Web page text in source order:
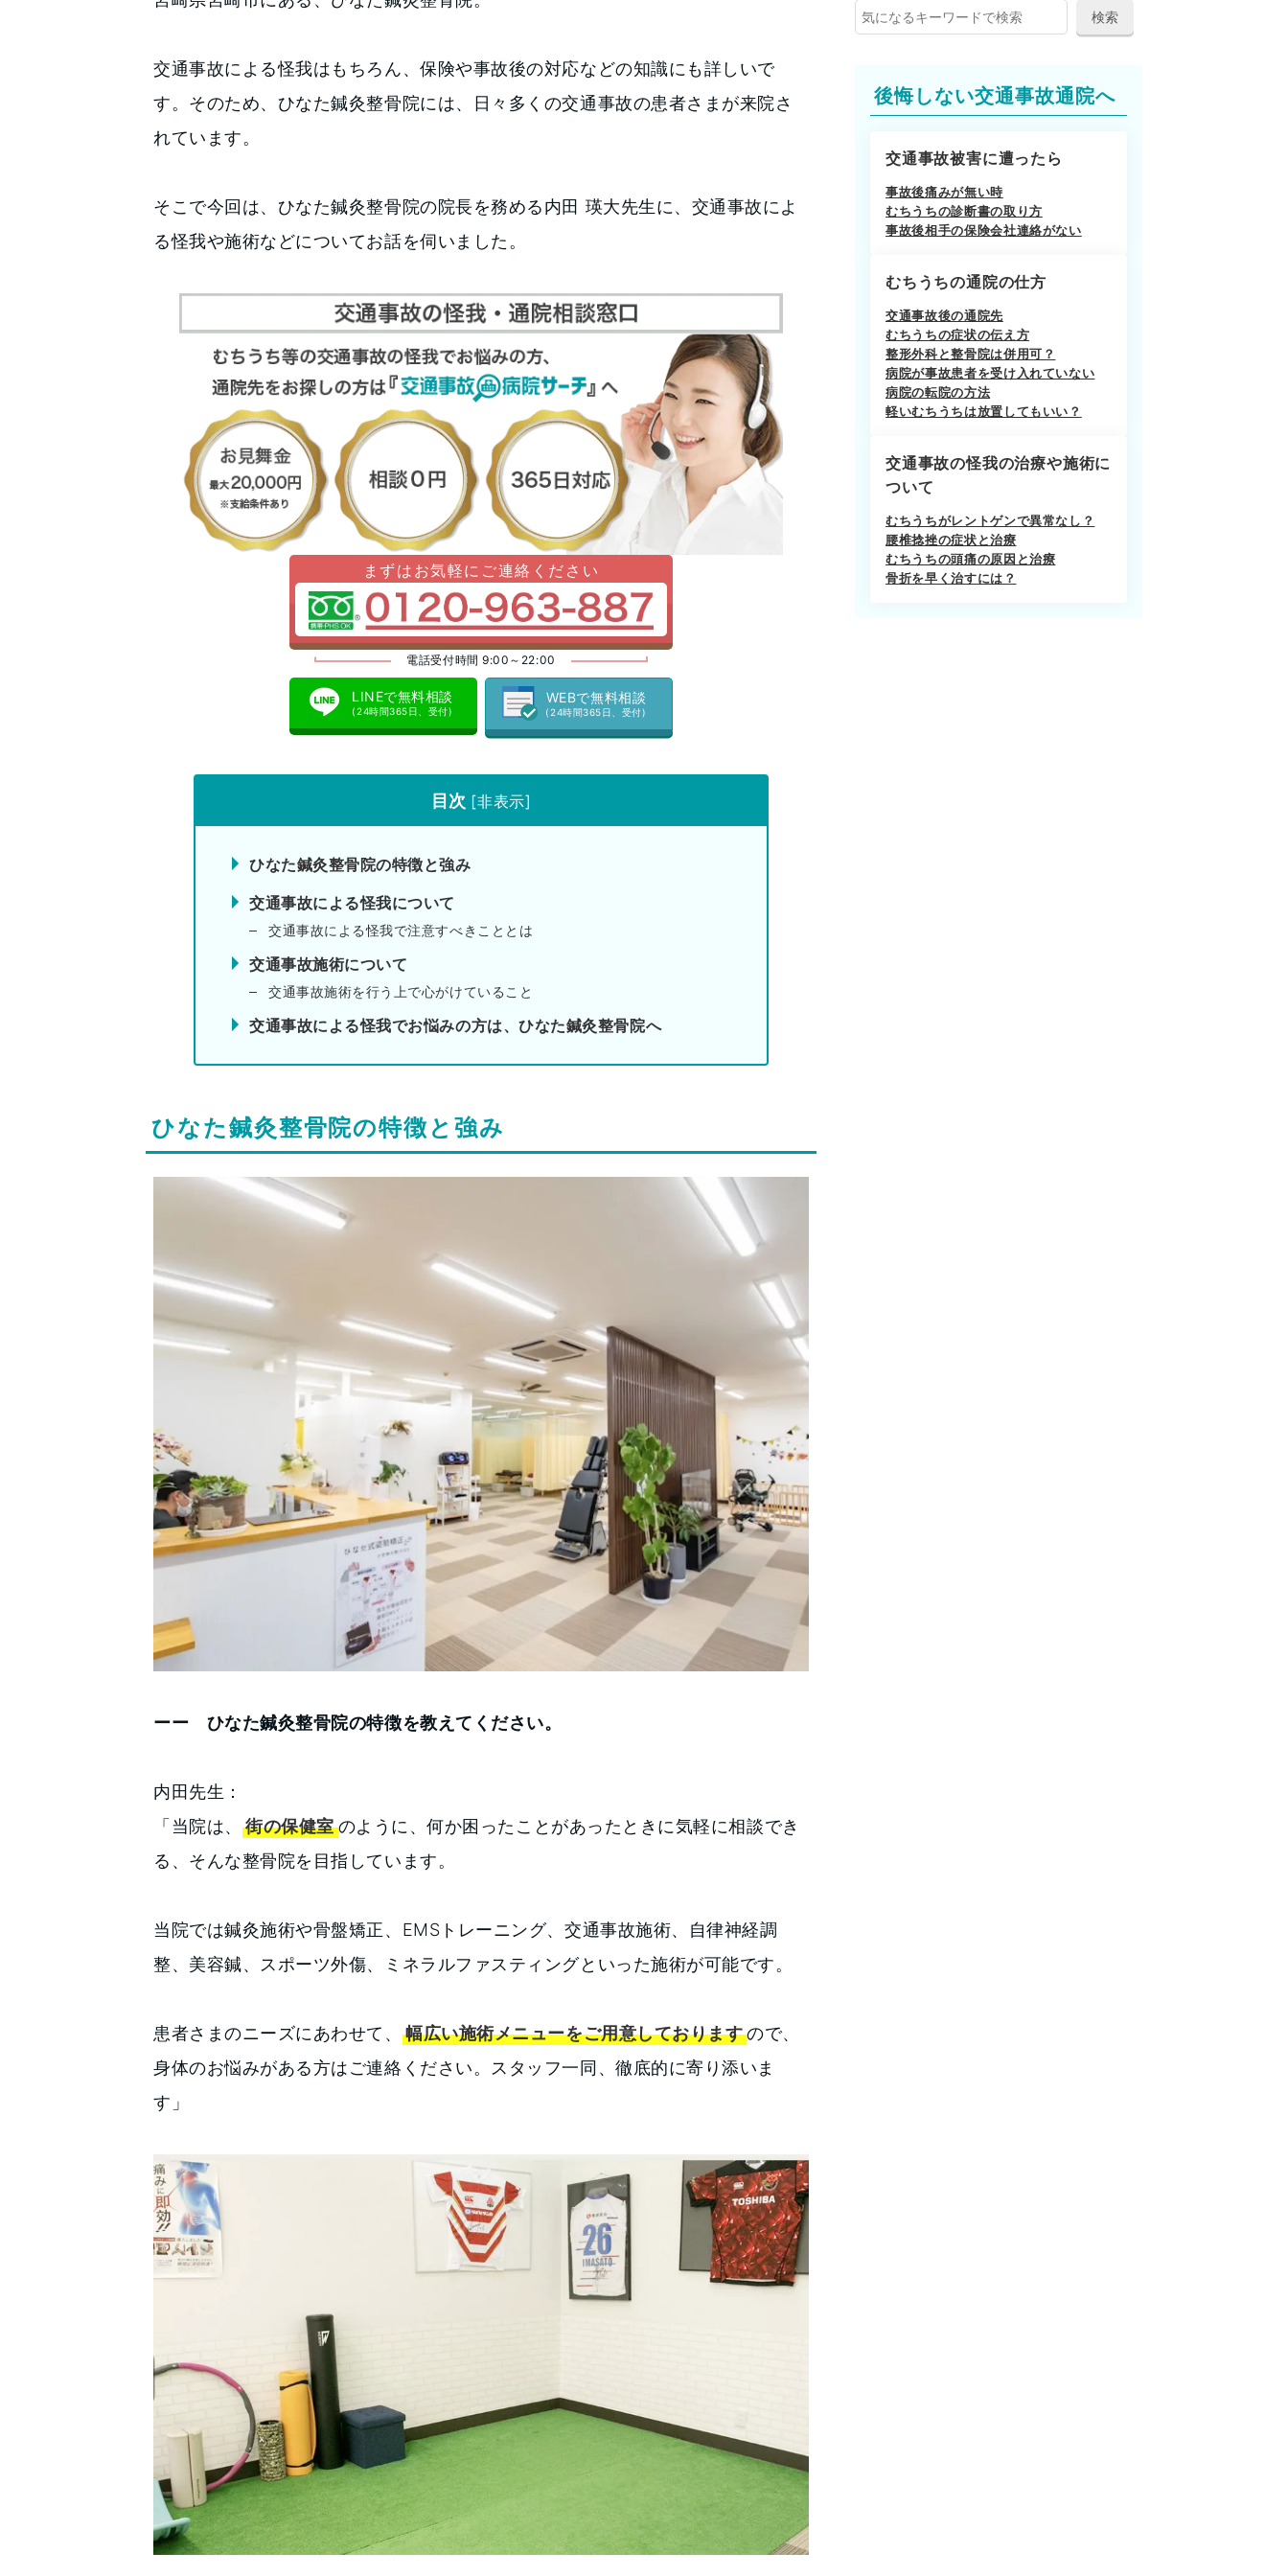
交通事故による怪我はもちろん、保険や事故後の対応などの知識にも詳しいで
す。そのため、ひなた鍼灸整骨院には、日々多くの交通事故の患者さまが来院さ
れています。
そこで今回は、ひなた鍼灸整骨院の院長を務める内田 瑛大先生に、交通事故によ
る怪我や施術などについてお話を伺いました。
まずはお気軽にご連絡ください
電話受付時間 9:00～22:00
LINEで無料相談
(24時間365日、受付)
WEBで無料相談
(24時間365日、受付)
目次 [非表示]
ひなた鍼灸整骨院の特徴と強み
交通事故による怪我について
交通事故による怪我で注意すべきこととは
交通事故施術について
交通事故施術を行う上で心がけていること
交通事故による怪我でお悩みの方は、ひなた鍼灸整骨院へ
ひなた鍼灸整骨院の特徴と強み
ーー ひなた鍼灸整骨院の特徴を教えてください。
内田先生：
「当院は、
街の保健室のように、何か困ったことがあったときに気軽に相談でき
る、そんな整骨院を目指しています。
当院では鍼灸施術や骨盤矯正、EMSトレーニング、交通事故施術、自律神経調
整、美容鍼、スポーツ外傷、ミネラルファスティングといった施術が可能です。
患者さまのニーズにあわせて、 幅広い施術メニューをご用意しておりますので、
身体のお悩みがある方はご連絡ください。スタッフ一同、徹底的に寄り添いま
す」
後悔しない交通事故通院へ
交通事故被害に遭ったら
事故後痛みが無い時
むちうちの診断書の取り方
事故後相手の保険会社連絡がない
むちうちの通院の仕方
交通事故後の通院先
むちうちの症状の伝え方
整形外科と整骨院は併用可？
病院が事故患者を受け入れていない
病院の転院の方法
軽いむちうちは放置してもいい？
交通事故の怪我の治療や施術に
ついて
むちうちがレントゲンで異常なし？
腰椎捻挫の症状と治療
むちうちの頭痛の原因と治療
骨折を早く治すには？